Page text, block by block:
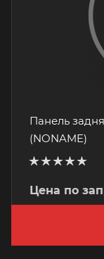
Панель
(NONAME)
Цена по